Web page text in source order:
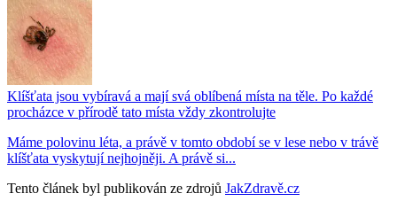
Klíšťata jsou vybíravá a mají svá oblíbená místa na těle. Po každé
procházce v přírodě tato místa vždy zkontrolujte
Máme polovinu léta, a právě v tomto období se v lese nebo v trávě
klíšťata vyskytují nejhojněji. A právě si...
Tento článek byl publikován ze zdrojů JakZdravě.cz